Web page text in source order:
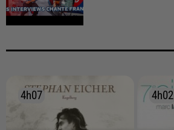
4h07
4h07 4h02
4h02